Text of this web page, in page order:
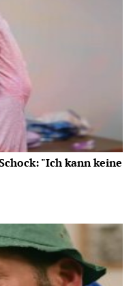
"Ich kann keine